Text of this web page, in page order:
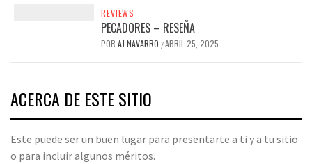
REVIEWS
PECADORES – RESEÑA
POR AJ NAVARRO /ABRIL 25, 2025
ACERCA DE ESTE SITIO
Este puede ser un buen lugar para presentarte a ti y a tu sitio
o para incluir algunos méritos.